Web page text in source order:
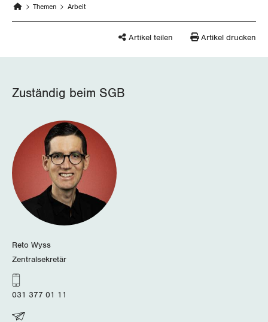
Zürich
Themen Arbeit
Artikel teilen Artikel drucken
Zuständig beim SGB
Reto Wyss
Zentralsekretär
031 377 01 11